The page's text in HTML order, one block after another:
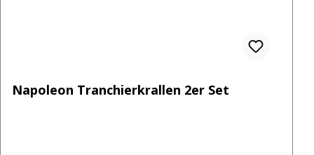
Napoleon Tranchierkrallen 2er Set